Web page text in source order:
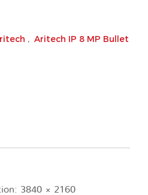
, Aritech IP 8 MP Bullet
3840 × 2160